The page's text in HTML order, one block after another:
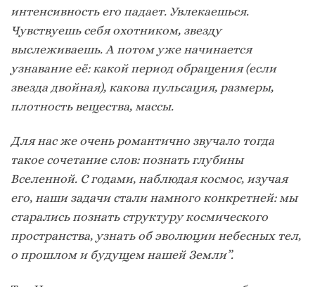
интенсивность его падает. Увлекаешься.
Чувствуешь себя охотником, звезду
выслеживаешь. А потом уже начинается
узнавание её: какой период обращения (если
звезда двойная), какова пульсация, размеры,
плотность вещества, массы.
Для нас же очень романтично звучало тогда
такое сочетание слов: познать глубины
Вселенной. С годами, наблюдая космос, изучая
его, наши задачи стали намного конкретней: мы
старались познать структуру космического
пространства, узнать об эволюции небесных тел,
о прошлом и будущем нашей Земли”.